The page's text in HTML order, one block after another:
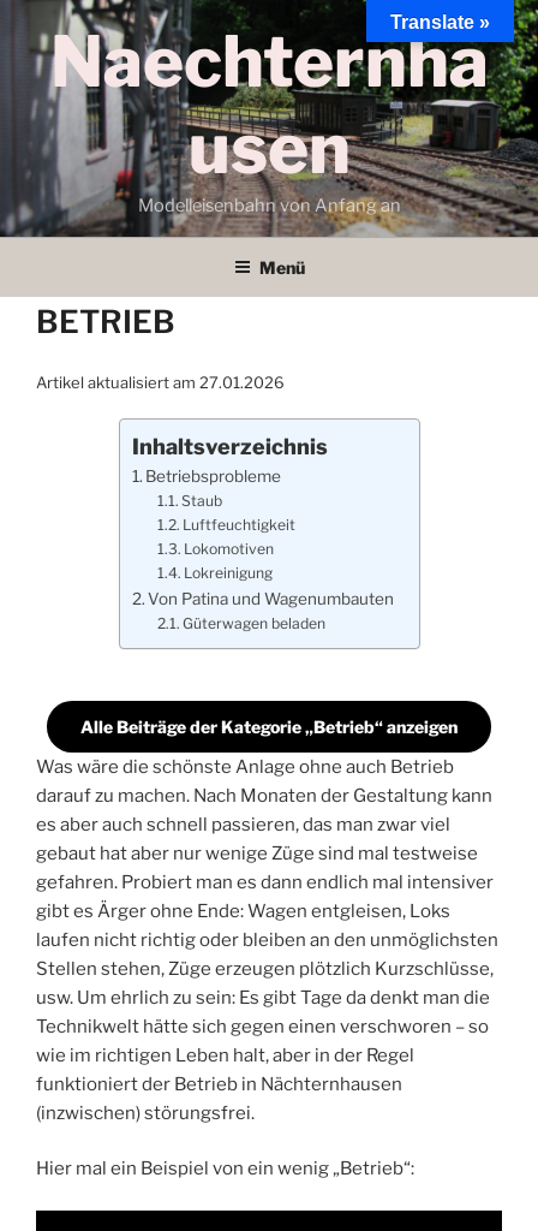
Inhalt
springenNaechternha
usen
Modelleisenbahn von Anfang an
Menü
BETRIEB
Artikel aktualisiert am 27.01.2026
Inhaltsverzeichnis
Betriebsprobleme
Staub
Luftfeuchtigkeit
Lokomotiven
Lokreinigung
Von Patina und Wagenumbauten
Güterwagen beladen
Alle Beiträge der Kategorie „Betrieb“ anzeigen
Was wäre die schönste Anlage ohne auch Betrieb
darauf zu machen. Nach Monaten der Gestaltung kann
es aber auch schnell passieren, das man zwar viel
gebaut hat aber nur wenige Züge sind mal testweise
gefahren. Probiert man es dann endlich mal intensiver
gibt es Ärger ohne Ende: Wagen entgleisen, Loks
laufen nicht richtig oder bleiben an den unmöglichsten
Stellen stehen, Züge erzeugen plötzlich Kurzschlüsse,
usw. Um ehrlich zu sein: Es gibt Tage da denkt man die
Technikwelt hätte sich gegen einen verschworen – so
wie im richtigen Leben halt, aber in der Regel
funktioniert der Betrieb in Nächternhausen
(inzwischen) störungsfrei.
Hier mal ein Beispiel von ein wenig „Betrieb“:
Translate »